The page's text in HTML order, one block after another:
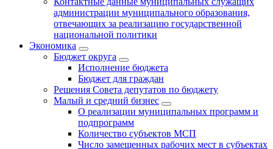
администрации муниципального образования,
отвечающих за реализацию государственной
национальной политики
Экономика
Бюджет округa
Исполнение бюджета
Бюджет для граждан
Решения Совета депутатов по бюджету
Малый и средний бизнес
О реализации муниципальных программ и
подпрограмм
Количество субъектов МСП
Число замещенных рабочих мест в субъектах